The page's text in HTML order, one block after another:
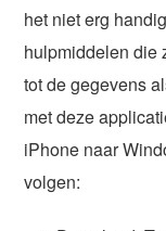
het niet erg
hulpmiddelen die
tot de gegevens
met deze
iPhone naar
volgen: